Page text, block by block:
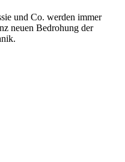
und Co. werden immer
neuen Bedrohung der